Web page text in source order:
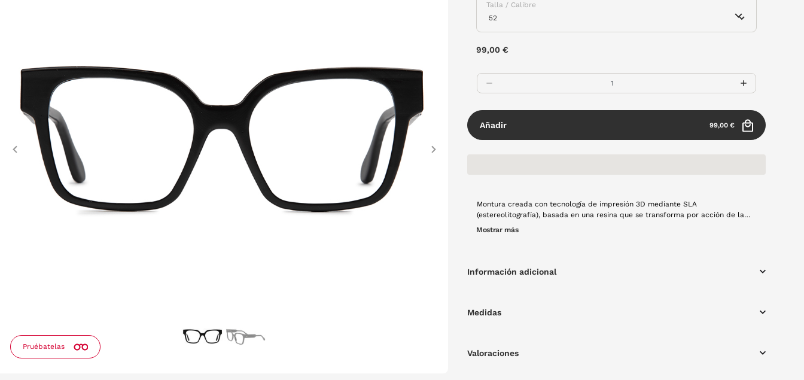
Pruébatelas
Previous
Talla / Calibre
99,00 €
Añadir 99,00 €
Montura creada con tecnología de impresión 3D mediante SLA
(estereolitografía), basada en una resina que se transforma por acción de la
luz en una montura estética premium con acabado translúcido de alta
ligeros, creado a mano con mucho cariño y usando tecnología 100% española y
Mostrar más
Información adicional
Medidas
Valoraciones